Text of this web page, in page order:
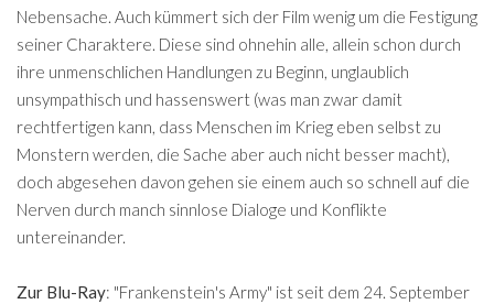
Nebensache. Auch kümmert sich der Film wenig um die Festigung
seiner Charaktere. Diese sind ohnehin alle, allein schon durch
ihre unmenschlichen Handlungen zu Beginn, unglaublich
unsympathisch und hassenswert (was man zwar damit
rechtfertigen kann, dass Menschen im Krieg eben selbst zu
Monstern werden, die Sache aber auch nicht besser macht),
doch abgesehen davon gehen sie einem auch so schnell auf die
Nerven durch manch sinnlose Dialoge und Konflikte
untereinander.
Zur Blu-Ray: "Frankenstein's Army" ist seit dem 24. September